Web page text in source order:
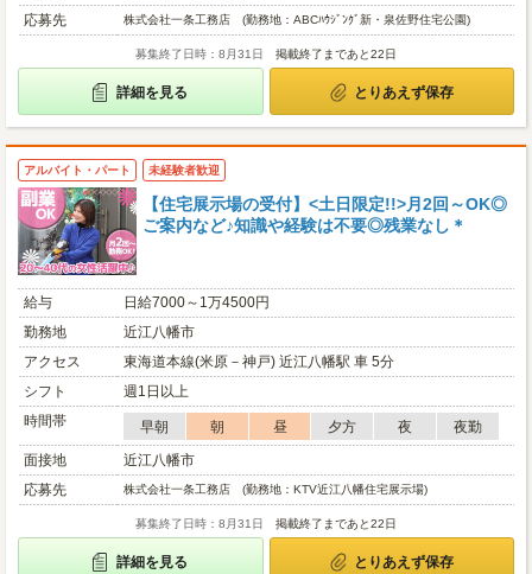
応募先
株式会社一条工務店 (勤務地：ABCﾊｳｼﾞﾝｸﾞ新・泉佐野住宅公園)
募集終了日時：8月31日 掲載終了まであと22日
詳細を見る とりあえず保存
アルバイト・パート 未経験者歓迎
【住宅展示場の受付】<土日限定!!>月2回～OK◎
ご案内など♪知識や経験は不要◎残業なし＊
給与
日給7000～1万4500円
勤務地
近江八幡市
アクセス
東海道本線(米原－神戸) 近江八幡駅 車 5分
シフト
週1日以上
時間帯
早朝 朝 昼 夕方 夜
夜勤
面接地
近江八幡市
応募先
株式会社一条工務店 (勤務地：KTV近江八幡住宅展示場)
募集終了日時：8月31日 掲載終了まであと22日
詳細を見る とりあえず保存